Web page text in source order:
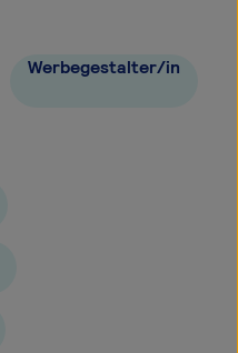
Werbegestalter/in